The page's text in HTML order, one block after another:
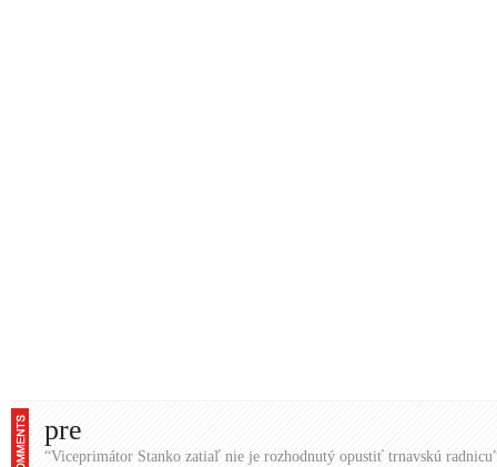
pre
“Viceprimátor Stanko zatiaľ nie je rozhodnutý opustiť trnavskú